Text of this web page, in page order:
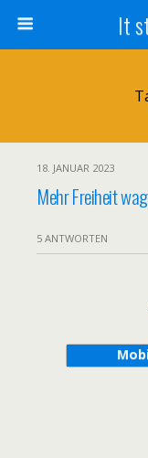
It
18. JANUAR 2023
Mehr Freiheit
5 ANTWORTEN